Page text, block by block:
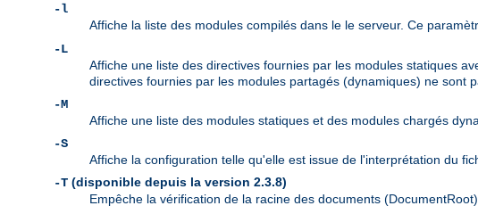
-l
Affiche la liste des modules compilés dans le le serveur. Ce
-L
Affiche une liste des directives fournies par les modules statiques
directives fournies par les modules partagés (dynamiques) ne sont
-M
Affiche une liste des modules statiques et des modules chargés
-S
Affiche la configuration telle qu'elle est issue de l'interprétation du
-T (disponible depuis la version 2.3.8)
Empêche la vérification de la racine des documents